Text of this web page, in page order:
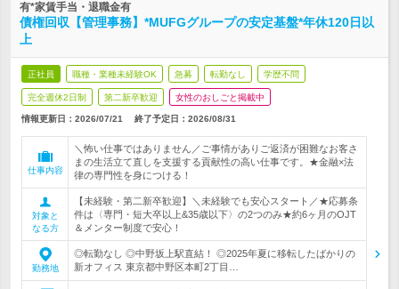
有*家賃手当・退職金有
債権回収【管理事務】*MUFGグループの安定基盤*年休120日以
上
正社員 職種・業種未経験OK 急募 転勤なし 学歴不問
完全週休2日制 第二新卒歓迎 女性のおしごと掲載中
情報更新日：2026/07/21 終了予定日： 2026/08/31
仕事内容
＼怖い仕事ではありません／ご事情がありご返済が困難なお客さ
まの生活立て直しを支援する貢献性の高い仕事です。★金融×法
律の専門性を身につける！
対象と
なる方
【未経験・第二新卒歓迎】＼未経験でも安心スタート／★応募条
件は〈専門・短大卒以上&35歳以下〉の2つのみ★約6ヶ月のOJT
＆メンター制度で安心！
勤務地
◎転勤なし ◎中野坂上駅直結！ ◎2025年夏に移転したばかりの
新オフィス 東京都中野区本町2丁目…